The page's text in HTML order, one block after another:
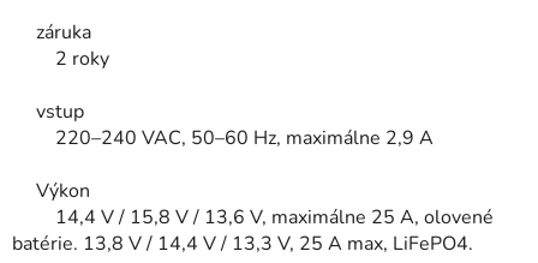
záruka
2 roky
vstup
220–240 VAC, 50–60 Hz, maximálne 2,9 A
Výkon
14,4 V / 15,8 V / 13,6 V, maximálne 25 A, olovené
batérie. 13,8 V / 14,4 V / 13,3 V, 25 A max, LiFePO4.